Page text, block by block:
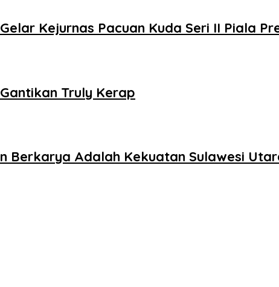
Kejurnas Pacuan Kuda Seri II Piala
Truly Kerap
Berkarya Adalah Kekuatan Sulawesi